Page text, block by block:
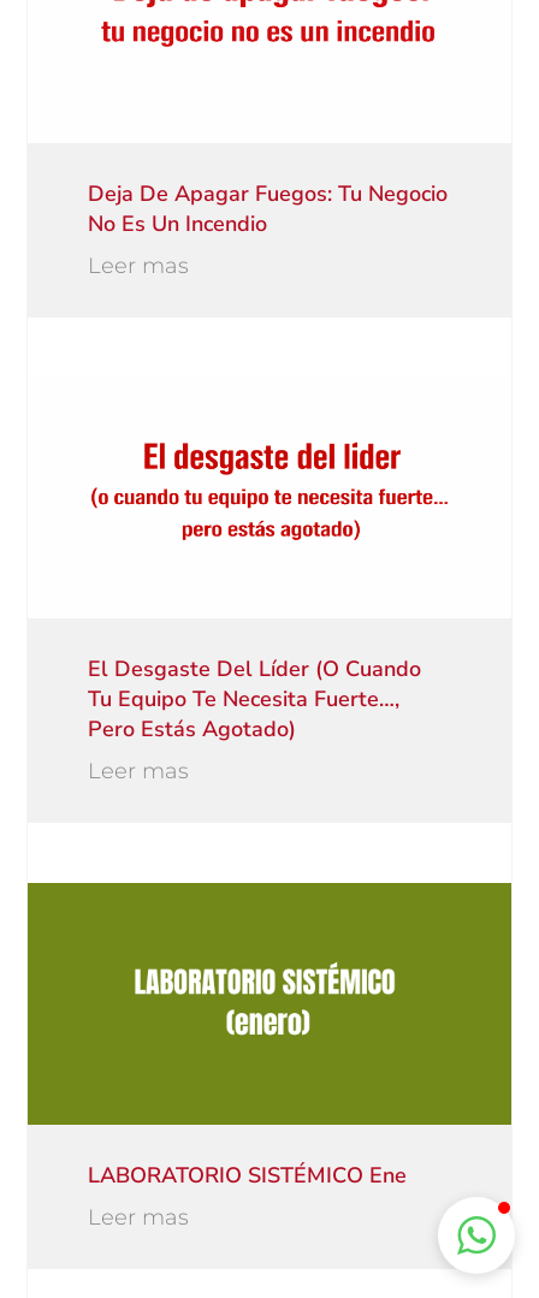
Deja De Apagar Fuegos: Tu Negocio
No Es Un Incendio
Leer mas
El Desgaste Del Líder (o Cuando
Tu Equipo Te Necesita Fuerte…,
Pero Estás Agotado)
Leer mas
LABORATORIO SISTÉMICO Ene
Leer mas